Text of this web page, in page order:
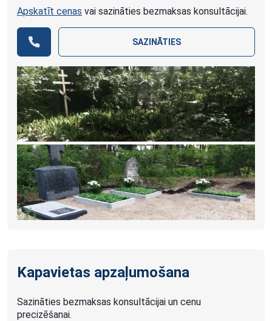
Apskatīt cenas vai sazināties bezmaksas konsultācijai.
SAZINĀTIES
Kapavietas apzaļumošana
Sazināties bezmaksas konsultācijai un cenu
precizēšanai.